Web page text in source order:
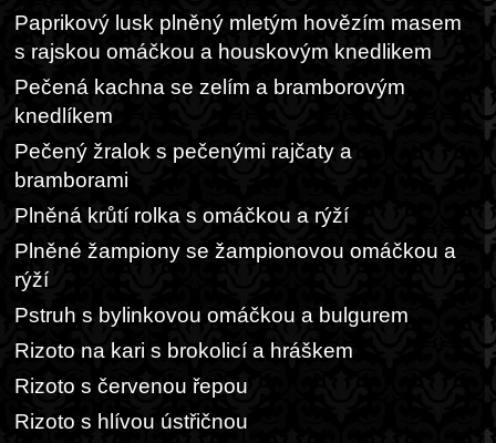
Paprikový lusk plněný mletým hovězím masem
s rajskou omáčkou a houskovým knedlikem
Pečená kachna se zelím a bramborovým
knedlíkem
Pečený žralok s pečenými rajčaty a
bramborami
Plněná krůtí rolka s omáčkou a rýží
Plněné žampiony se žampionovou omáčkou a
rýží
Pstruh s bylinkovou omáčkou a bulgurem
Rizoto na kari s brokolicí a hráškem
Rizoto s červenou řepou
Rizoto s hlívou ústřičnou